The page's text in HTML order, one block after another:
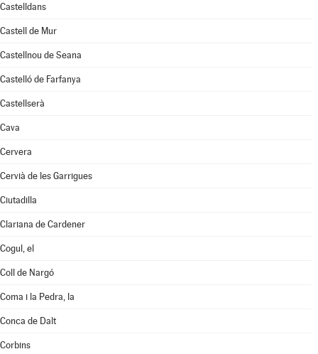
Castelldans
Castell de Mur
Castellnou de Seana
Castelló de Farfanya
Castellserà
Cava
Cervera
Cervià de les Garrigues
Ciutadilla
Clariana de Cardener
Cogul, el
Coll de Nargó
Coma i la Pedra, la
Conca de Dalt
Corbins